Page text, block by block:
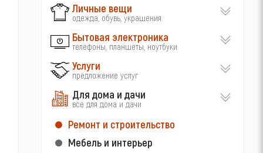
Личные вещи
одежда, обувь, украшения
Бытовая электроника
телефоны, планшеты, ноутбуки
Услуги
предложение услуг
Для дома и дачи
все для дома и дачи
Ремонт и строительство
Мебель и интерьер